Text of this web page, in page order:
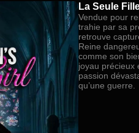
La Seule
Vendue pour
trahie par sa
retrouve
Reine
comme son
joyau précieux
passion
qu’une guerre.